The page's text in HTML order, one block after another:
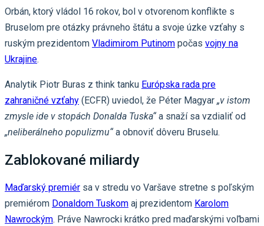
Orbán, ktorý vládol 16 rokov, bol v otvorenom konflikte s
Bruselom pre otázky právneho štátu a svoje úzke vzťahy s
ruským prezidentom Vladimirom Putinom počas vojny na
Ukrajine.
Analytik Piotr Buras z think tanku Európska rada pre
zahraničné vzťahy (ECFR) uviedol, že Péter Magyar „v istom
zmysle ide v stopách Donalda Tuska“a snaží sa vzdialiť od
„neliberálneho populizmu“a obnoviť dôveru Bruselu.
Zablokované miliardy
Maďarský premiér sa v stredu vo Varšave stretne s poľským
premiérom Donaldom Tuskom aj prezidentom Karolom
Nawrockým. Práve Nawrocki krátko pred maďarskými voľbami